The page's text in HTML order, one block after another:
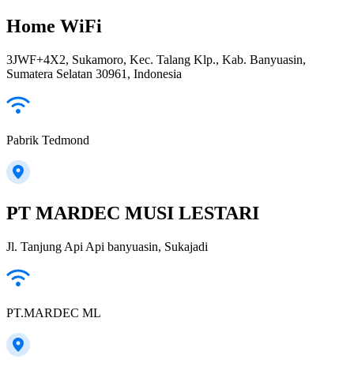
Home WiFi
3JWF+4X2, Sukamoro, Kec. Talang Klp., Kab. Banyuasin,
Sumatera Selatan 30961, Indonesia
Pabrik Tedmond
PT MARDEC MUSI LESTARI
Jl. Tanjung Api Api banyuasin, Sukajadi
PT.MARDEC ML